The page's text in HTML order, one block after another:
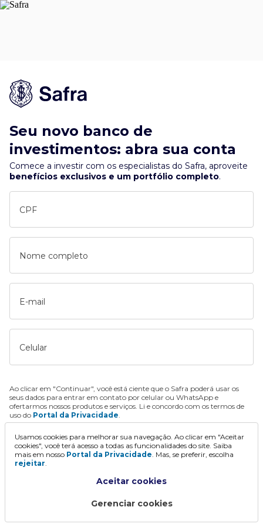
Seu novo banco de
investimentos: abra sua conta
Comece a investir com os especialistas do Safra, aproveite
benefícios exclusivos e um portfólio completo.
CPF
Nome completo
E-mail
Celular
Ao clicar em "Continuar", você está ciente que o Safra poderá usar os
seus dados para entrar em contato por celular ou WhatsApp e
ofertarmos nossos produtos e serviços. Li e concordo com os termos de
uso do Portal da Privacidade.
Continuar
Usamos cookies para melhorar sua navegação. Ao clicar em "Aceitar
cookies", você terá acesso a todas as funcionalidades do site. Saiba
mais em nosso Portal da Privacidade. Mas, se preferir, escolha
rejeitar.
Aceitar cookies
Gerenciar cookies